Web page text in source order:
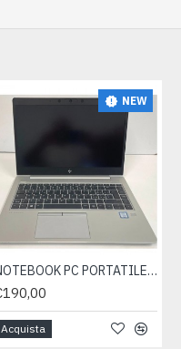
NEW
NOTEBOOK PC PORTATILE HP ELITEBOOK 840 G5 I5-8350U RAM 8GB SSD 512GB WIN 11 PRO- ricondizionato
Acquista